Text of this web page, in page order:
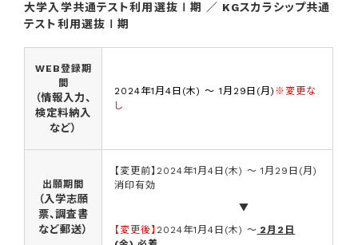
大学入学共通テスト利用選抜Ⅰ期 ／ KGスカラシップ共通
テスト利用選抜Ⅰ期
WEB登録期
間
（情報入力、
検定料納入
など）
2024年1月4日(木) ～ 1月29日(月) ※変更な
し
出願期間
（入学志願
票、調査書
など郵送）
【変更前】2024年1月4日(木) ～ 1月29日(月)
消印有効
▼
【変更後】 2024年1月4日(木) ～ 2月2日